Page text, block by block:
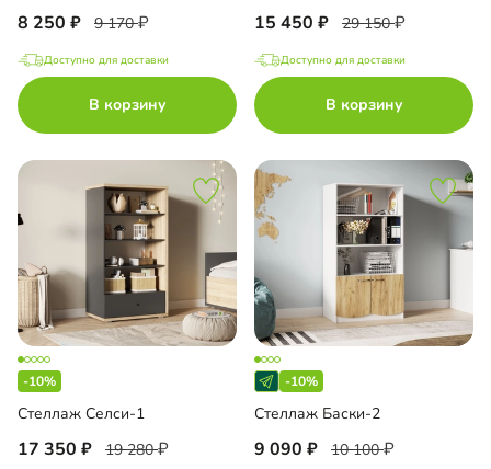
8 250 9 170
Доступно для доставки
В корзину
15 450 29 150
Доступно для доставки
В корзину
-10%
Стеллаж Селси-1
17 350 19 280
-10%
Стеллаж Баски-2
9 090 10 100